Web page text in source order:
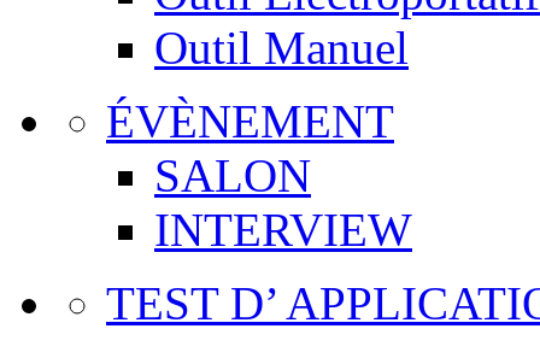
Outil Manuel
ÉVÈNEMENT
SALON
INTERVIEW
TEST D’